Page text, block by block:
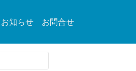
お知らせ お問合せ